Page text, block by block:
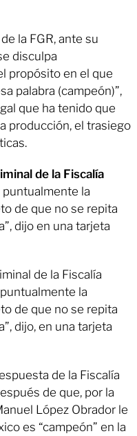
la FGR, ante su
disculpa
propósito en el que
palabra (campeón)”,
que ha tenido que
producción, el trasiego
de la Fiscalía
puntualmente la
de que no se repita
dijo en una tarjeta
de la Fiscalía
la
de que no se repita
dijo, en una tarjeta
de la Fiscalía
de que, por la
López Obrador le
es “campeón” en la